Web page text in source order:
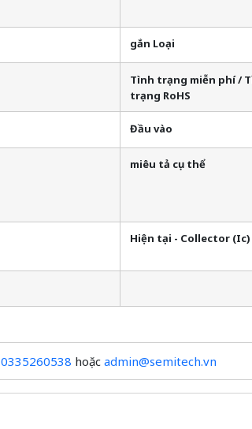
gắn Loại
Tình trạng miễn phí /
trạng RoHS
Đầu vào
miêu tả cụ thể
Hiện tại - Collector (Ic)
0335260538 hoặc admin@semitech.vn